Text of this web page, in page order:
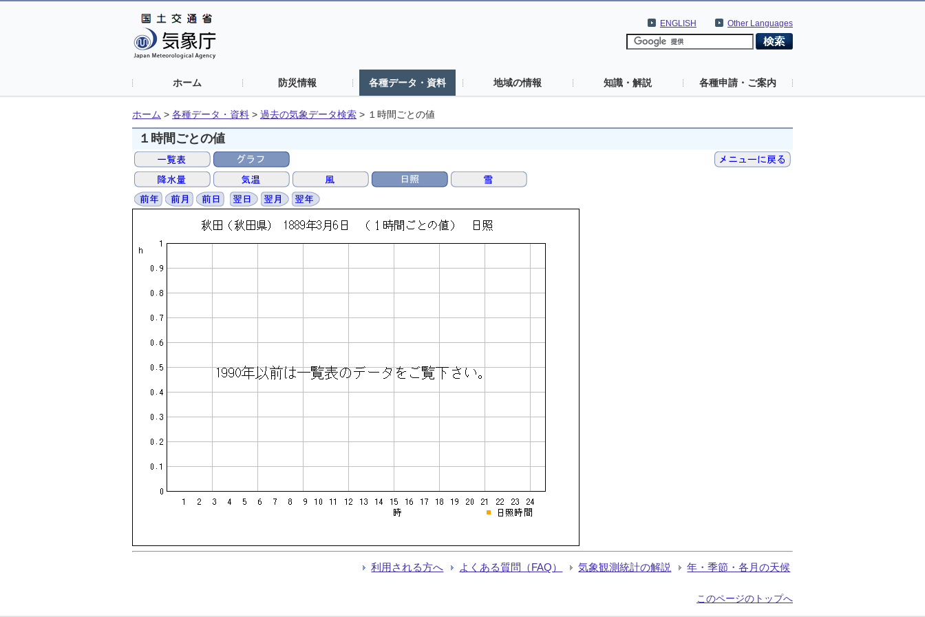
Other Languages
ENGLISH
ホーム 防災情報 各種データ・資料 地域の情報 知識・解説 各種申請・ご案内
ホーム > 各種データ・資料 > 過去の気象データ検索 > １時間ごとの値
１時間ごとの値
利用される方へ よくある質問（FAQ） 気象観測統計の解説 年・季節・各月の天候
このページのトップへ